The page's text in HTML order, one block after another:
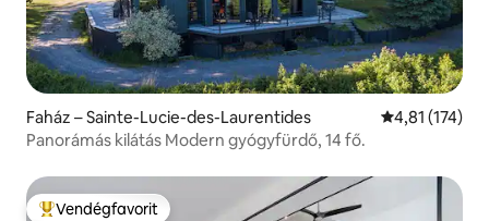
Faház – Sainte-Lucie-des-Laurentides Átlagos
4,81 (174)
Panorámás kilátás Modern gyógyfürdő, 14 fő.
Vendégfavorit